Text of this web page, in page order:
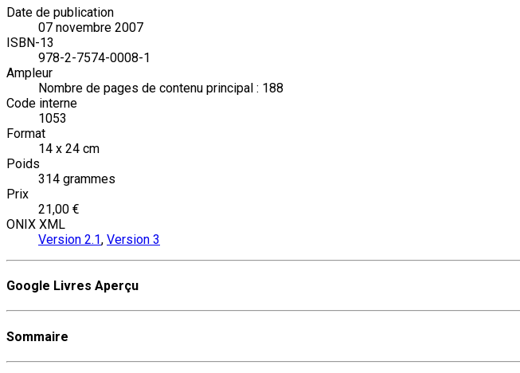
Date de publication
07 novembre 2007
ISBN-13
978-2-7574-0008-1
Ampleur
Nombre de pages de contenu principal : 188
Code interne
1053
Format
14 x 24 cm
Poids
314 grammes
Prix
21,00 €
ONIX XML
Version 2.1, Version 3
Google Livres Aperçu
Sommaire